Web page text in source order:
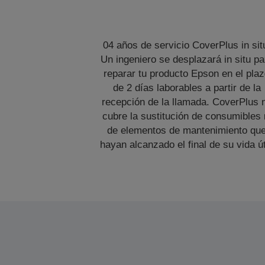
04 años de servicio CoverPlus in
Un ingeniero se desplazará in situ
reparar tu producto Epson en el
de 2 días laborables a partir de la
recepción de la llamada. CoverPlus
cubre la sustitución de consumibles
de elementos de mantenimiento
hayan alcanzado el final de su vida